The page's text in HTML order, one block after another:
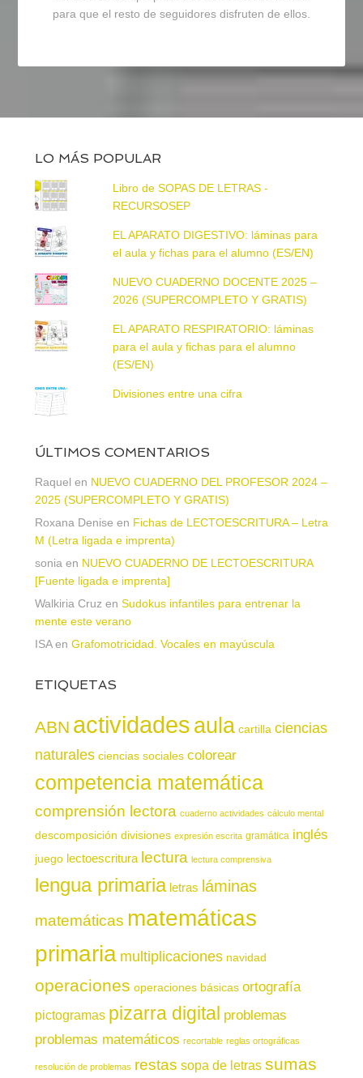
para que el resto de seguidores disfruten de ellos.
LO MÁS POPULAR
Libro de SOPAS DE LETRAS -
RECURSOSEP
EL APARATO DIGESTIVO: láminas para
el aula y fichas para el alumno (ES/EN)
NUEVO CUADERNO DOCENTE 2025 –
2026 (SUPERCOMPLETO Y GRATIS)
EL APARATO RESPIRATORIO: láminas
para el aula y fichas para el alumno
(ES/EN)
Divisiones entre una cifra
ÚLTIMOS COMENTARIOS
Raquel en NUEVO CUADERNO DEL PROFESOR 2024 –
2025 (SUPERCOMPLETO Y GRATIS)
Roxana Denise en Fichas de LECTOESCRITURA – Letra
M (Letra ligada e imprenta)
sonia en NUEVO CUADERNO DE LECTOESCRITURA
[Fuente ligada e imprenta]
Walkiria Cruz en Sudokus infantiles para entrenar la
mente este verano
ISAen Grafomotricidad. Vocales en mayúscula
ETIQUETAS
ABN actividadesaula cartilla ciencias
naturales ciencias sociales colorear
competencia matemática
comprensión lectora cuaderno actividades cálculo mental
descomposición divisiones expresión escrita gramática inglés
juego lectoescritura lectura lectura comprensiva
lengua primaria letras láminas
matemáticas matemáticas
primaria multiplicaciones navidad
operaciones operaciones básicas ortografía
pictogramas pizarra digital problemas
problemas matemáticos recortable reglas ortográficas
resolución de problemas restas sopa de letras sumas